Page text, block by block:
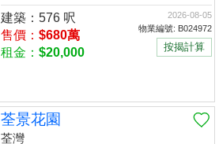
2026-08-05
物業編號: B024972
按揭計算
建築：576 呎
售價： $680萬
租金： $20,000
荃景花園
荃灣